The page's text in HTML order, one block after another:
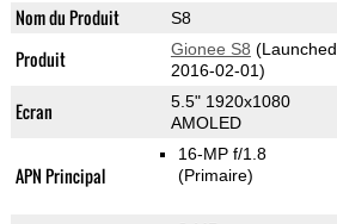
Nom du Produit S8
Produit Gionee S8 (Launched
2016-02-01)
Ecran
5.5" 1920x1080
AMOLED
APN Principal
16-MP f/1.8
(Primaire)